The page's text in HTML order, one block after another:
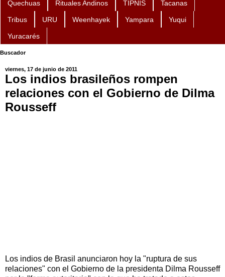
Quechuas Rituales Andinos TIPNIS Tacanas
Tribus URU Weenhayek Yampara Yuqui
Yuracarés
Buscador
viernes, 17 de junio de 2011
Los indios brasileños rompen
relaciones con el Gobierno de Dilma
Rousseff
Los indios de Brasil anunciaron hoy la "ruptura de sus
relaciones" con el Gobierno de la presidenta Dilma Rousseff